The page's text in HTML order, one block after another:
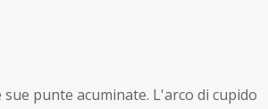
punte acuminate. L'arco di cupido